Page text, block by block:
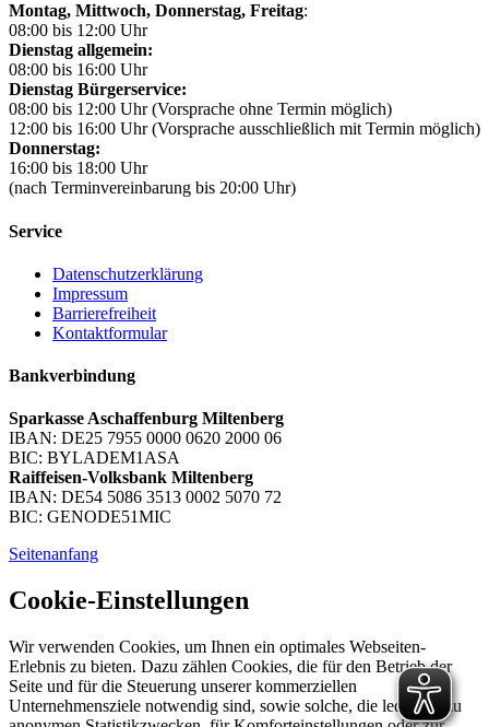
Montag, Mittwoch, Donnerstag, Freitag:
08:00 bis 12:00 Uhr
Dienstag allgemein:
08:00 bis 16:00 Uhr
Dienstag Bürgerservice:
08:00 bis 12:00 Uhr (Vorsprache ohne Termin möglich)
12:00 bis 16:00 Uhr (Vorsprache ausschließlich mit Termin möglich)
Donnerstag:
16:00 bis 18:00 Uhr
(nach Terminvereinbarung bis 20:00 Uhr)
Service
Datenschutzerklärung
Impressum
Barrierefreiheit
Kontaktformular
Bankverbindung
Sparkasse Aschaffenburg Miltenberg
IBAN: DE25 7955 0000 0620 2000 06
BIC: BYLADEM1ASA
Raiffeisen-Volksbank Miltenberg
IBAN: DE54 5086 3513 0002 5070 72
BIC: GENODE51MIC
Seitenanfang
Cookie-Einstellungen
Wir verwenden Cookies, um Ihnen ein optimales Webseiten-
Erlebnis zu bieten. Dazu zählen Cookies, die für den Betrieb der
Seite und für die Steuerung unserer kommerziellen
Unternehmensziele notwendig sind, sowie solche, die lediglich zu